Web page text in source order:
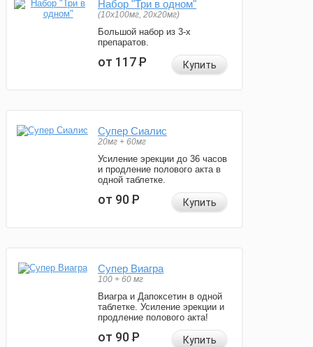
Набор "Три в одном"
(10x100мг, 20x20мг)
Большой набор из 3-х
препаратов.
от 117Р Купить
Супер Сиалис
20мг + 60мг
Усиление эрекции до 36 часов
и продление полового акта в
одной таблетке.
от 90Р Купить
Супер Виагра
100 + 60 мг
Виагра и Дапоксетин в одной
таблетке. Усиление эрекции и
продление полового акта!
от 90Р Купить